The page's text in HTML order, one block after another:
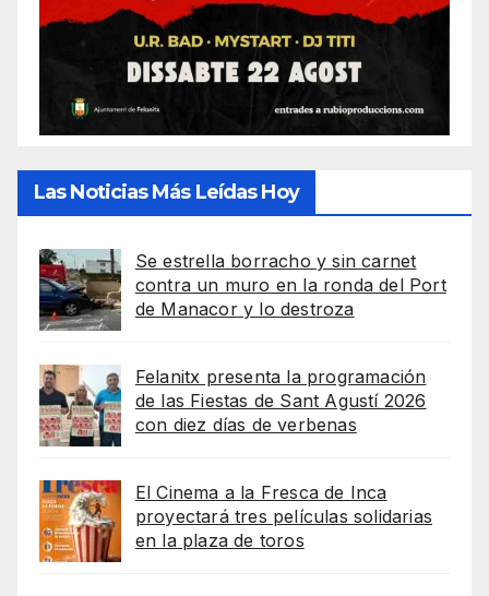
Las Noticias Más Leídas Hoy
Se estrella borracho y sin carnet
contra un muro en la ronda del Port
de Manacor y lo destroza
Felanitx presenta la programación
de las Fiestas de Sant Agustí 2026
con diez días de verbenas
El Cinema a la Fresca de Inca
proyectará tres películas solidarias
en la plaza de toros